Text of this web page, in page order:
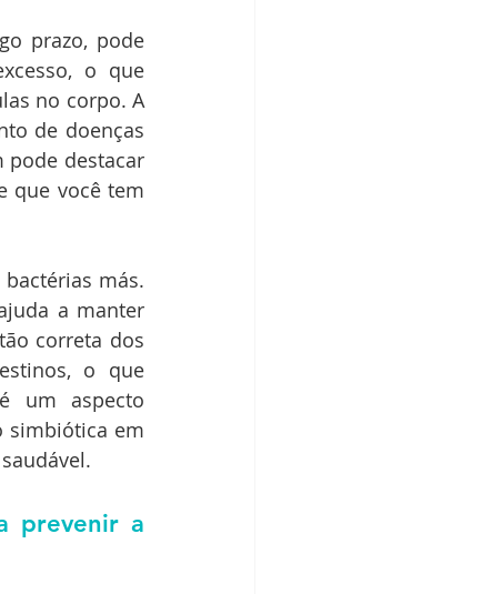
prazo, pode
o que
no corpo. A
de doenças
pode destacar
que você tem
más.
a manter
correta dos
o que
um aspecto
simbiótica em
prevenir a